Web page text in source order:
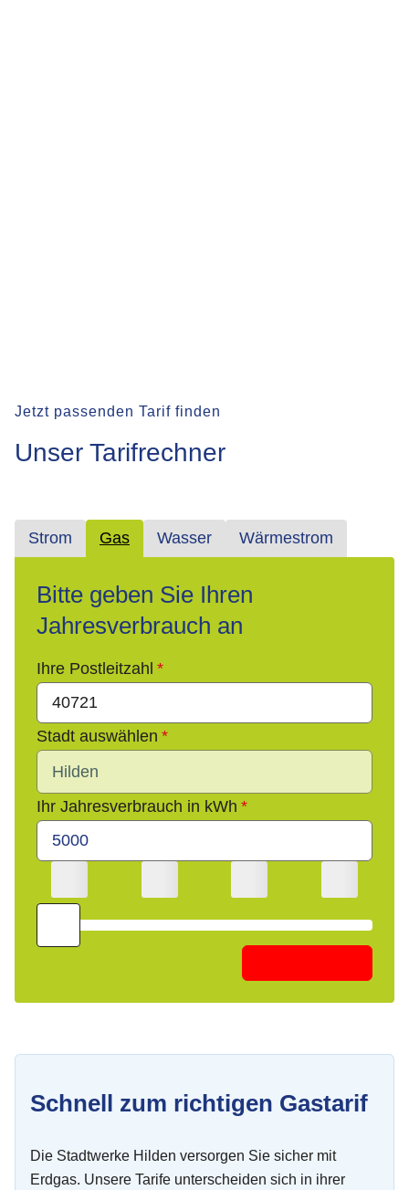
Jetzt passenden Tarif finden
Unser Tarifrechner
Schnell zum richtigen Gastarif
Die Stadtwerke Hilden versorgen Sie sicher mit
Erdgas. Unsere Tarife unterscheiden sich in ihrer
Strom Gas Wasser Wärmestrom
Bitte geben Sie Ihren
Jahresverbrauch an
Ihre Postleitzahl
Stadt auswählen
Ihr Jahresverbrauch in kWh